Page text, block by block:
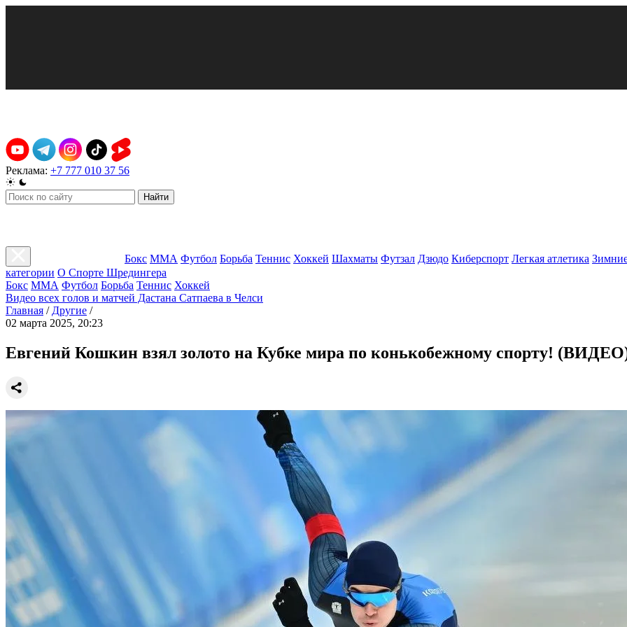
Реклама: +7 777 010 37 56
Найти
Бокс ММА Футбол Борьба Теннис Хоккей Шахматы Футзал Дзюдо Киберспорт Легкая атлетика
категории О Спорте Шредингера
Бокс ММА Футбол Борьба Теннис Хоккей
Видео всех голов и матчей Дастана Сатпаева в Челси
Главная / Другие /
02 марта 2025, 20:23
Евгений Кошкин взял золото на Кубке мира по конькобежному спорту!